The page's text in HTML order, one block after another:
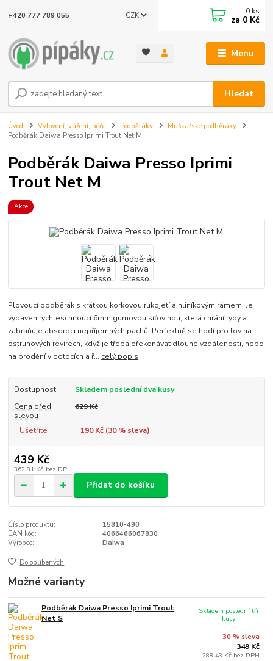
Menu
CZK
Hledat
+420 777 789 055 0 ks
za 0 Kč
Úvod Vylovení, vážení, péče Podběráky
Muškařské podběráky
Podběrák Daiwa Presso Iprimi Trout Net M
Podběrák Daiwa Presso Iprimi
Trout Net M
Akce
Plovoucí podběrák s krátkou korkovou rukojetí a hliníkovým rámem. Je
vybaven rychleschnoucí 6mm gumovou síťovinou, která chrání ryby a
zabraňuje absorpci nepříjemných pachů. Perfektně se hodí pro lov na
pstruhových revírech, když je třeba překonávat dlouhé vzdálenosti, nebo
na brodění v potocích a ř... celý popis
Dostupnost
Skladem poslední dva kusy
Cena před
slevou
629 Kč
Ušetříte 190 Kč (30% sleva)
439 Kč
362,81 Kč bez DPH
Přidat do košíku
Číslo produktu:
15810-490
EAN kód:
4066466067830
Výrobce:
Daiwa
Do oblíbených
Možné varianty
Podběrák Daiwa Presso Iprimi Trout
Net S
30 % sleva
349 Kč
288,43 Kč bez DPH
Skladem poslední tři
kusy